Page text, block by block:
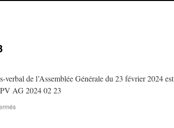
de l’Assemblée Générale du 23 février 2024 est
AG 2024 02 23
sur